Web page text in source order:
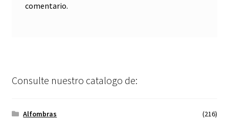
comentario.
Consulte nuestro catalogo de:
Alfombras
(216)